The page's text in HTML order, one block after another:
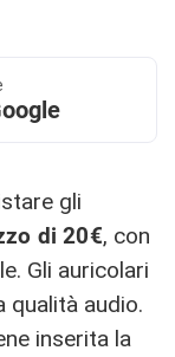
gli
di 20€, con
Gli auricolari
qualità audio.
inserita la